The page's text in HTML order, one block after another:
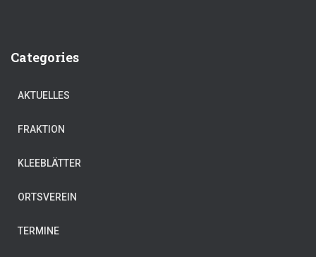
Categories
AKTUELLES
FRAKTION
KLEEBLÄTTER
ORTSVEREIN
TERMINE